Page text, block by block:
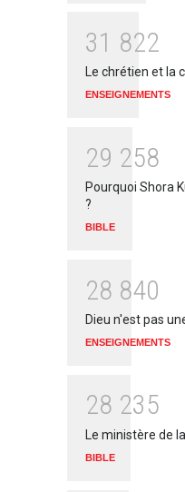
31 822
Le chrétien et la
ENSEIGNEMENTS
29 258
Pourquoi Shora
?
BIBLE
28 840
Dieu n'est pas
ENSEIGNEMENTS
28 235
Le ministère de
BIBLE